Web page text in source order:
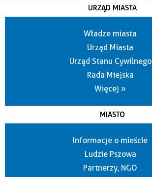
URZĄD MIASTA
Władze miasta
Urząd Miasta
Urząd Stanu Cywilnego
Rada Miejska
Więcej »
MIASTO
Informacje o mieście
Ludzie Pszowa
Partnerzy, NGO